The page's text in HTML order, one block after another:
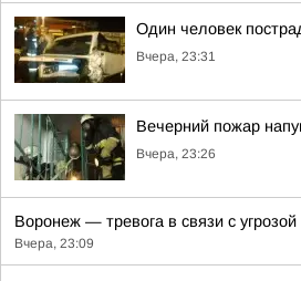
Один человек
Вчера, 23:31
Вечерний пожар
Вчера, 23:26
Воронеж — тревога в связи с
Вчера, 23:09